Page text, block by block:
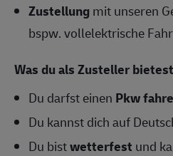
Zustellungmit unseren
bspw. vollelektrische
Was du als Zusteller bietest
Du darfst einen Pkw
Du kannst dich auf
Du bistwetterfest und